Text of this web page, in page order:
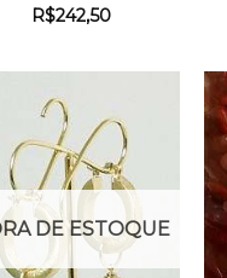
R$242,50
DE ESTOQUE